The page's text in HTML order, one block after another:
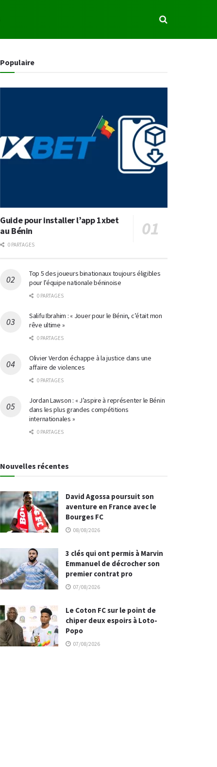
Populaire
Guide pour installer l’app 1xbet
au Bénin
0 PARTAGES
Top 5 des joueurs binationaux toujours éligibles
pour l’équipe nationale béninoise
0 PARTAGES
Salifu Ibrahim : « Jouer pour le Bénin, c’était mon
rêve ultime »
0 PARTAGES
Olivier Verdon échappe à la justice dans une
affaire de violences
0 PARTAGES
Jordan Lawson : « J’aspire à représenter le Bénin
dans les plus grandes compétitions
internationales »
0 PARTAGES
Nouvelles récentes
David Agossa poursuit son
aventure en France avec le
Bourges FC
08/08/2026
3 clés qui ont permis à Marvin
Emmanuel de décrocher son
premier contrat pro
07/08/2026
Le Coton FC sur le point de
chiper deux espoirs à Loto-
Popo
07/08/2026